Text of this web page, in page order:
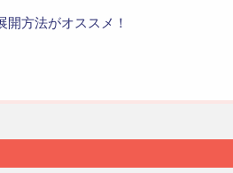
方法がオススメ！